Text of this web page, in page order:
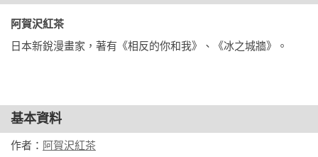
阿賀沢紅茶
日本新銳漫畫家，著有《相反的你和我》、《冰之城牆》。
基本資料
作者： 阿賀沢紅茶